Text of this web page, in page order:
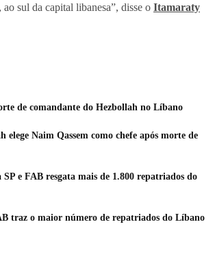
sul da capital libanesa”, disse o Itamaraty
de comandante do Hezbollah no Líbano
elege Naim Qassem como chefe após morte de
SP e FAB resgata mais de 1.800 repatriados do
traz o maior número de repatriados do Líbano